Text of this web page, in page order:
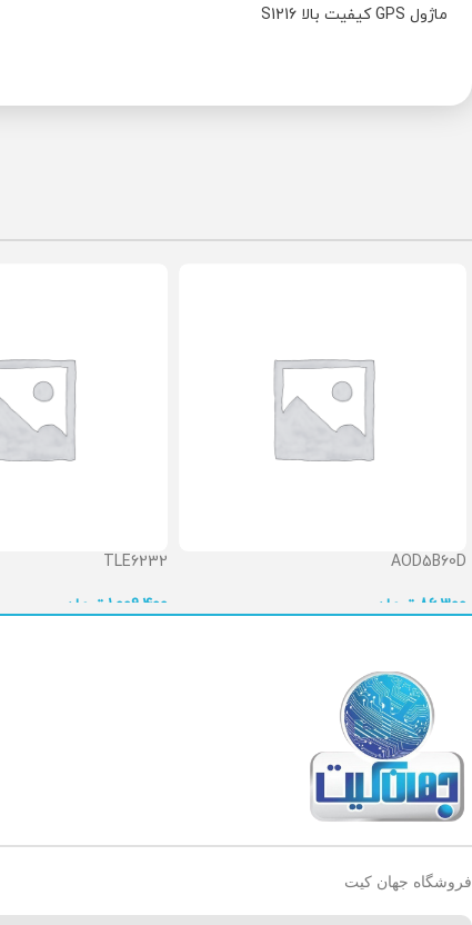
ماژول GPS کیفیت بالا S1216
AOD5B60D
86,300 تومان
TLE6232
1,009,400 تومان
فروشگاه جهان کیت